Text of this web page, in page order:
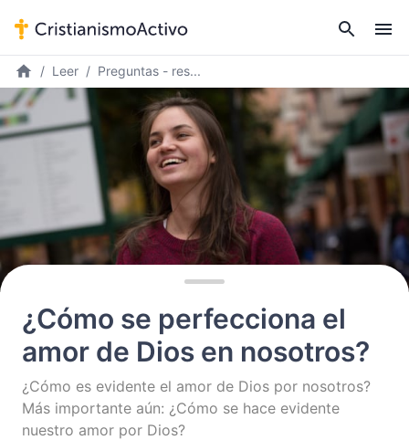
Leer Preguntas - res...
¿Cómo se perfecciona el
amor de Dios en nosotros?
¿Cómo es evidente el amor de Dios por nosotros?
Más importante aún: ¿Cómo se hace evidente
nuestro amor por Dios?